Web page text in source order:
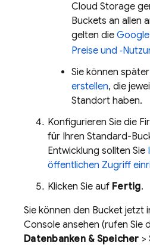
Cloud Storage
Buckets an allen
gelten die
Preise und
Sie können später
erstellen, die
Standort haben.
Konfigurieren Sie die
für Ihren Standard-
Entwicklung sollten Sie
öffentlichen Zugriff
Klicken Sie auf Fertig.
Sie können den Bucket jetzt
Console ansehen (rufen Sie
Datenbanken & Speicher >